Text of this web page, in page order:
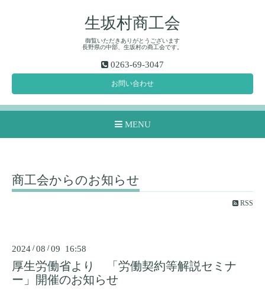
生坂村商工会
御覧いただきありがとうございます
長野県の中部、生坂村の商工会です。
0263-69-3047
お問い合わせ
MENU
商工会からのお知らせ
RSS
2024 /08 /09 16:58
厚生労働省より 「労働契約等解説セミナ
ー」開催のお知らせ